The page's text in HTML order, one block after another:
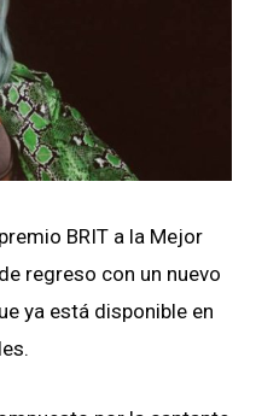
BRIT a la Mejor
regreso con un nuevo
ya está disponible en